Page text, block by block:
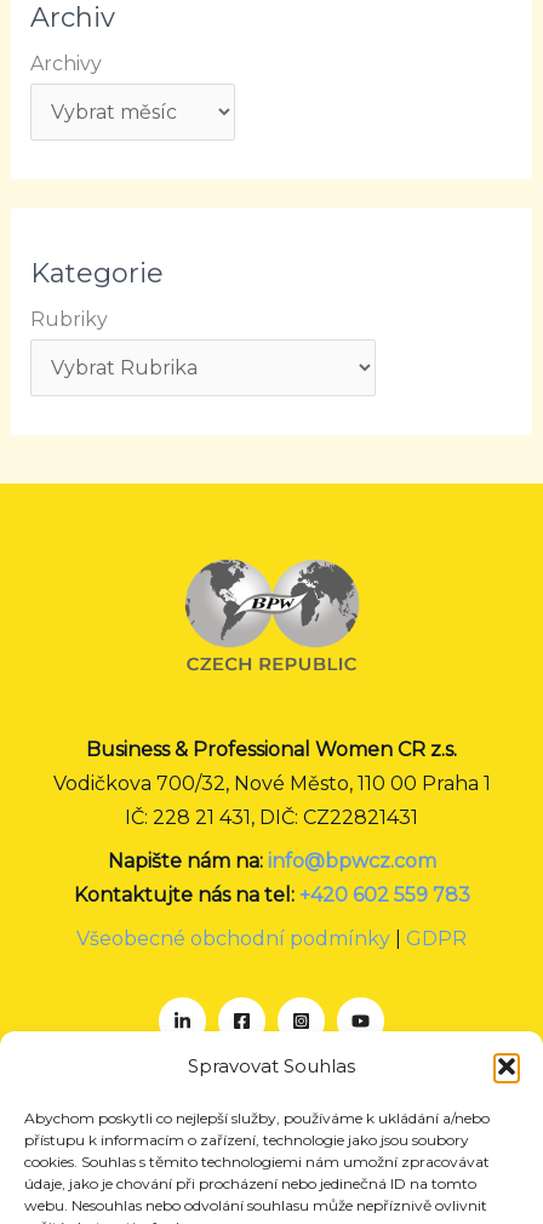
Spravovat Souhlas
Abychom poskytli co nejlepší služby, používáme k ukládání a/nebo
přístupu k informacím o zařízení, technologie jako jsou soubory
cookies. Souhlas s těmito technologiemi nám umožní zpracovávat
údaje, jako je chování při procházení nebo jedinečná ID na tomto
webu. Nesouhlas nebo odvolání souhlasu může nepříznivě ovlivnit
Archiv
Archivy
Kategorie
Rubriky
Business & Professional Women CR z.s.
Vodičkova 700/32, Nové Město, 110 00 Praha 1
IČ: 228 21 431, DIČ: CZ22821431
Napište nám na: info@bpwcz.com
Kontaktujte nás na tel: +420 602 559 783
Všeobecné obchodní podmínky
GDPR
O nás
Projekty
Členství